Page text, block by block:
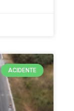
ACIDENTE